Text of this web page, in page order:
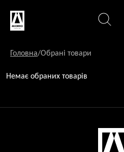
змісту
Головна/Обрані товари
Немає обраних товарів